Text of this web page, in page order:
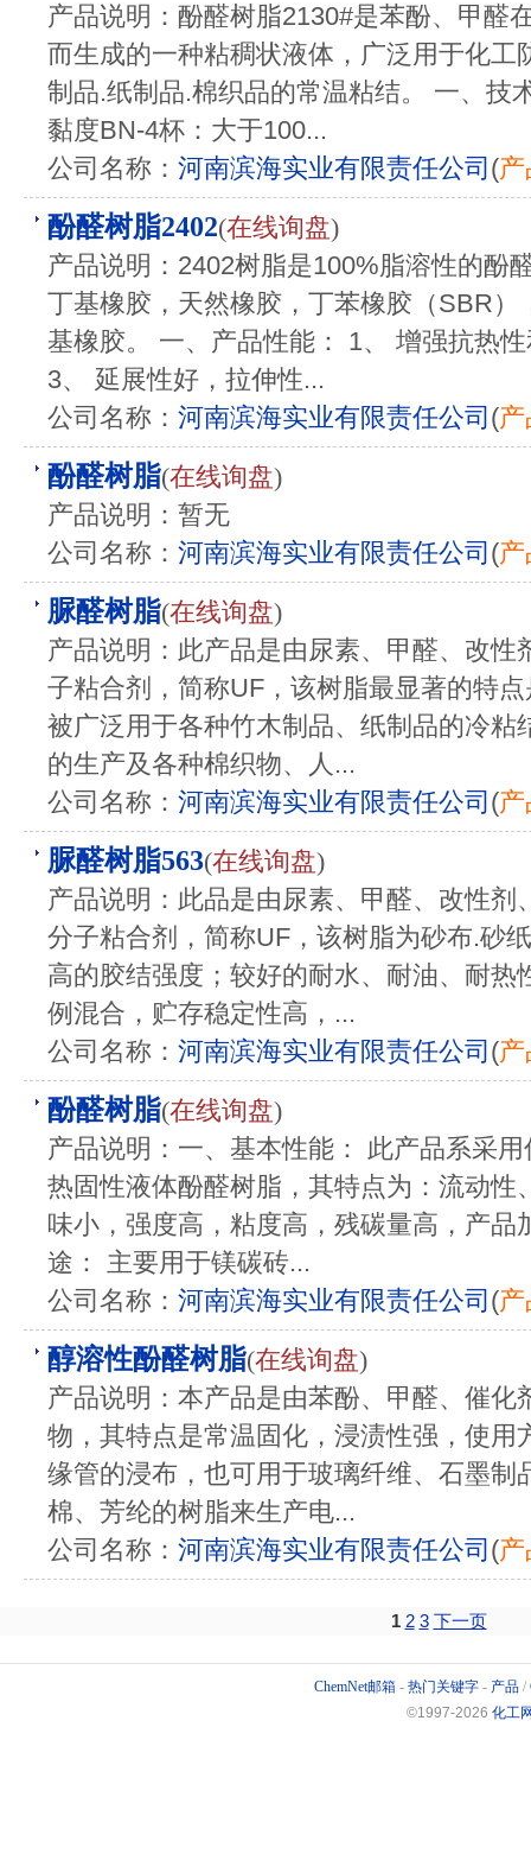
产品说明：酚醛树脂2130#是苯酚、甲醛
而生成的一种粘稠状液体，广泛用于化工
制品.纸制品.棉织品的常温粘结。 一、技
黏度BN-4杯：大于100...
公司名称： 河南滨海实业有限责任公司 (
酚醛树脂2402(在线询盘)
产品说明：2402树脂是100%脂溶性的酚
丁基橡胶，天然橡胶，丁苯橡胶（SBR
基橡胶。 一、产品性能： 1、 增强抗热
3、 延展性好，拉伸性...
公司名称： 河南滨海实业有限责任公司 (
酚醛树脂(在线询盘)
产品说明：暂无
公司名称： 河南滨海实业有限责任公司 (
脲醛树脂(在线询盘)
产品说明：此产品是由尿素、甲醛、改性
子粘合剂，简称UF，该树脂最显著的特
被广泛用于各种竹木制品、纸制品的冷粘
的生产及各种棉织物、人...
公司名称： 河南滨海实业有限责任公司 (
脲醛树脂563(在线询盘)
产品说明：此品是由尿素、甲醛、改性剂
分子粘合剂，简称UF，该树脂为砂布.砂
高的胶结强度；较好的耐水、耐油、耐热
例混合，贮存稳定性高，...
公司名称： 河南滨海实业有限责任公司 (
酚醛树脂(在线询盘)
产品说明：一、基本性能： 此产品系采
热固性液体酚醛树脂，其特点为：流动性
味小，强度高，粘度高，残碳量高，产品
途： 主要用于镁碳砖...
公司名称： 河南滨海实业有限责任公司 (
醇溶性酚醛树脂(在线询盘)
产品说明：本产品是由苯酚、甲醛、催化
物，其特点是常温固化，浸渍性强，使用
缘管的浸布，也可用于玻璃纤维、石墨制
棉、芳纶的树脂来生产电...
公司名称： 河南滨海实业有限责任公司 (
1 2 3 下一页
ChemNet邮箱 - 热门关键字 - 产品 /
©1997-2026 化工